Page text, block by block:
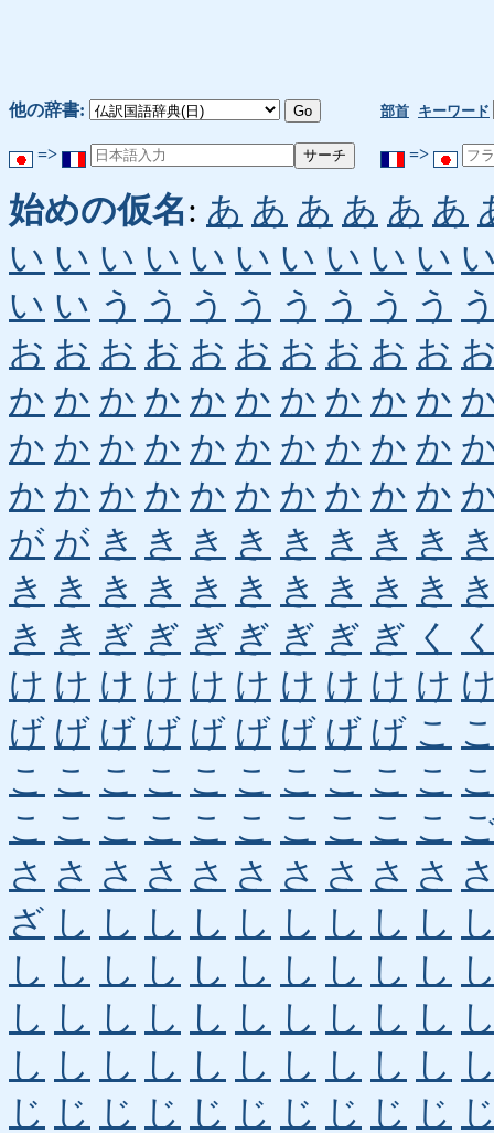
他の辞書: 部首 キーワード
=> =>
始めの仮名: あ あ あ あ あ あ
い い い い い い い い い い
い い う う う う う う う う
お お お お お お お お お お
か か か か か か か か か か
か か か か か か か か か か
か か か か か か か か か か
が が き き き き き き き き
き き き き き き き き き き
き き ぎ ぎ ぎ ぎ ぎ ぎ ぎ く
け け け け け け け け け け
げ げ げ げ げ げ げ げ げ こ
こ こ こ こ こ こ こ こ こ こ
こ こ こ こ こ こ こ こ こ こ
さ さ さ さ さ さ さ さ さ さ
ざ し し し し し し し し し
し し し し し し し し し し
し し し し し し し し し し
し し し し し し し し し し
じ じ じ じ じ じ じ じ じ じ